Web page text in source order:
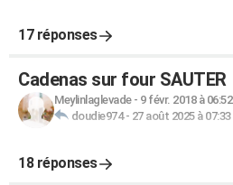
17 réponses
Cadenas sur four SAUTER
Meylinlaglevade- 9 févr. 2018 à 06:52
doudie974- 27 août 2025 à 07:33
18 réponses